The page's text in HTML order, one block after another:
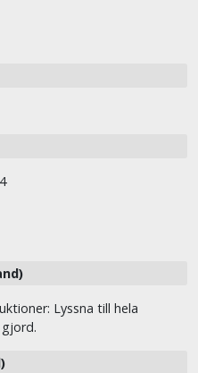
Lyssna till hela